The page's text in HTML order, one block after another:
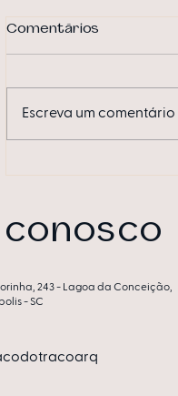
Comentários
Escreva um comentário
conosco
243 - Lagoa da Conceição,
- SC